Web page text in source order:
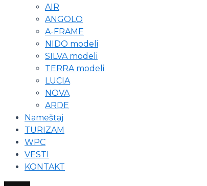
AIR
ANGOLO
A-FRAME
NIDO modeli
SILVA modeli
TERRA modeli
LUCIA
NOVA
ARDE
Nameštaj
TURIZAM
WPC
VESTI
KONTAKT